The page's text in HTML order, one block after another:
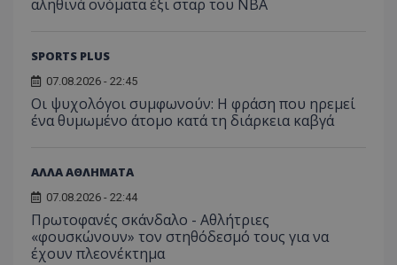
αληθινά ονόματα έξι σταρ του NBA
SPORTS PLUS
07.08.2026 - 22:45
Οι ψυχολόγοι συμφωνούν: Η φράση που ηρεμεί
ένα θυμωμένο άτομο κατά τη διάρκεια καβγά
ΑΛΛΑ ΑΘΛΗΜΑΤΑ
07.08.2026 - 22:44
Πρωτοφανές σκάνδαλο - Aθλήτριες
«φουσκώνουν» τον στηθόδεσμό τους για να
έχουν πλεονέκτημα